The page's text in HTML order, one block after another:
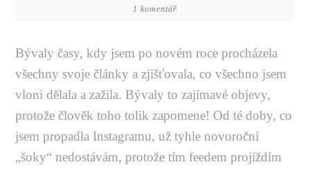
1 komentář
Bývaly časy, kdy jsem po novém roce procházela
všechny svoje články a zjišťovala, co všechno jsem
vloni dělala a zažila. Bývaly to zajímavé objevy,
protože člověk toho tolik zapomene! Od té doby, co
jsem propadla Instagramu, už tyhle novoroční
„šoky“ nedostávám, protože tím feedem projíždím